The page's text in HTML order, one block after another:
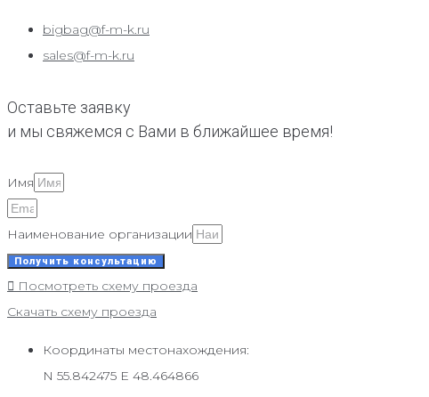
bigbag@f-m-k.ru
sales@f-m-k.ru
Оставьте заявку
и мы свяжемся с Вами в ближайшее время!
Имя
Наименование организации
Получить консультацию
Посмотреть схему проезда
Скачать схему проезда
Координаты местонахождения:
N 55.842475 E 48.464866